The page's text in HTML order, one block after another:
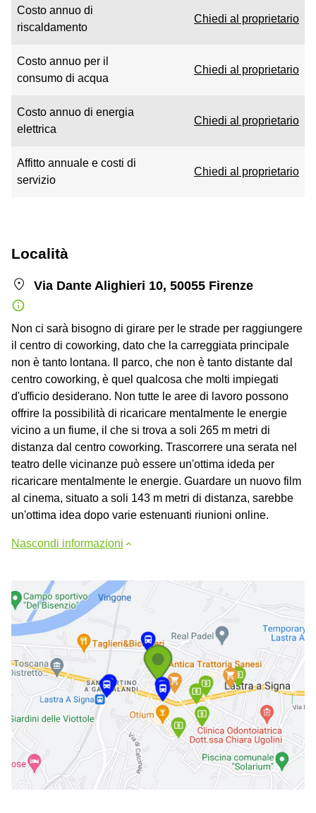
Costo annuo di
riscaldamento
Chiedi al proprietario
Costo annuo per il
consumo di acqua
Chiedi al proprietario
Costo annuo di energia
elettrica
Chiedi al proprietario
Affitto annuale e costi di
servizio
Chiedi al proprietario
Località
Via Dante Alighieri 10, 50055 Firenze
Non ci sarà bisogno di girare per le strade per raggiungere
il centro di coworking, dato che la carreggiata principale
non è tanto lontana. Il parco, che non è tanto distante dal
centro coworking, è quel qualcosa che molti impiegati
d'ufficio desiderano. Non tutte le aree di lavoro possono
offrire la possibilità di ricaricare mentalmente le energie
vicino a un fiume, il che si trova a soli 265 m metri di
distanza dal centro coworking. Trascorrere una serata nel
teatro delle vicinanze può essere un'ottima ideda per
ricaricare mentalmente le energie. Guardare un nuovo film
al cinema, situato a soli 143 m metri di distanza, sarebbe
un'ottima idea dopo varie estenuanti riunioni online.
Nascondi informazioni